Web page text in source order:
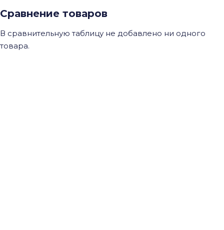
Сравнение товаров
В сравнительную таблицу не добавлено ни одного
товара.